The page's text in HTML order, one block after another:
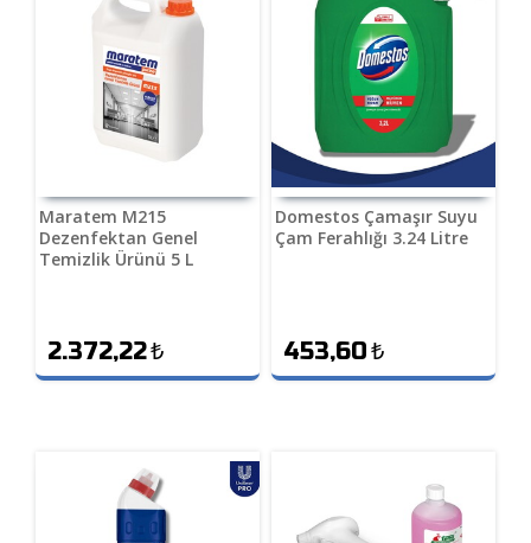
Maratem M215
Dezenfektan Genel
Temizlik Ürünü 5 L
2.372,22₺
Domestos Çamaşır Suyu
Çam Ferahlığı 3.24 Litre
453,60₺